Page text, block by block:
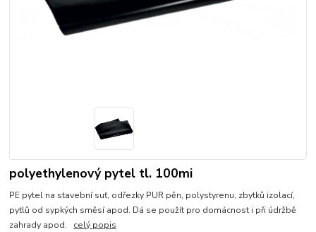
polyethylenový pytel tl. 100mi
PE pytel na stavební suť, odřezky PUR pěn, polystyrenu, zbytků izolací,
pytlů od sypkých směsí apod. Dá se použít pro domácnost i při údržbě
zahrady apod. celý popis